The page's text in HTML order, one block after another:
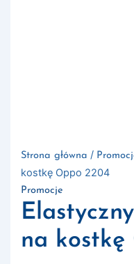
Strona główna /
kostkę Oppo 2204
Promocje
na